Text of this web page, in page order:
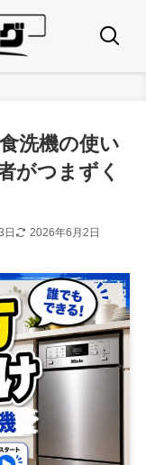
洗機の使い
がつまずく
日 2026年6月2日